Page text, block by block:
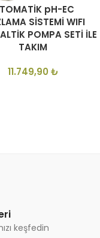
pH-EC
SİSTEMİ WIFI
POMPA SETİ İLE
TAKIM
11.749,90 ₺
keşfedin